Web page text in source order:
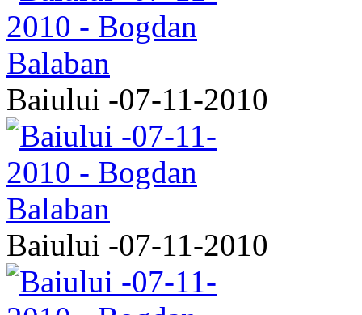
Baiului -07-11-2010
Baiului -07-11-2010